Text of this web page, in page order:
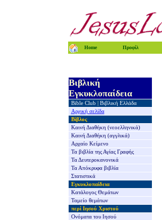
Home Προφίλ
Βιβλική
Εγκυκλοπαίδεια
Bible Club
Βιβλική Ελλάδα
Αρχική σελίδα
Βίβλος
Καινή Διαθήκη (νεοελληνικά)
Καινή Διαθήκη (αγγλικά)
Αρχαίο Κείμενο
Τα βιβλία τηςΑγίας Γραφής
Τα Δευτεροκανονικά
Τα Απόκρυφα βιβλία
Στατιστικά
Εγκυκλοπαίδεια
Κατάλογος Θεμάτων
Ταμείο θεμάτων
περί Ιησού Χριστού
Ονόματα του Ιησού